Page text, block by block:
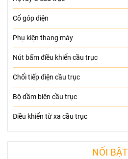
Cổ góp điện
Phụ kiện thang máy
Nút bấm điều khiển cầu trục
Chổi tiếp điện cầu trục
Bộ dầm biên cầu trục
Điều khiển từ xa cầu trục
NỔI BẬT